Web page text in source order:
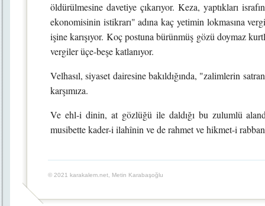
öldürülmesine davetiye çıkarıyor. Keza, yaptıkları
ekonomisinin istikrarı" adına kaç yetimin lokmasına
işine karışıyor. Koç postuna bürünmüş gözü doymaz
vergiler üçe-beşe katlanıyor.
Velhasıl, siyaset dairesine bakıldığında, "zalimlerin
karşımıza.
Ve ehl-i dinin, at gözlüğü ile daldığı bu zulumlü
musibette kader-i ilahînin ve de rahmet ve hikmet-i
© 2021 karakalem.net, Metin Karabaşoğlu